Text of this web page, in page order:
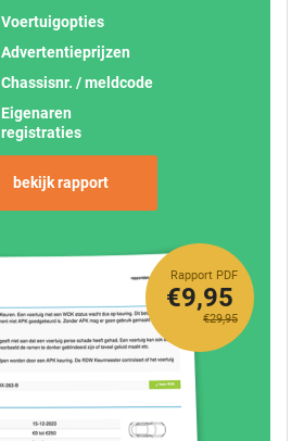
Voertuigopties
Advertentieprijzen
Chassisnr. / meldcode
Eigenaren
registraties
bekijk rapport
Rapport PDF
€29,95
€9,95